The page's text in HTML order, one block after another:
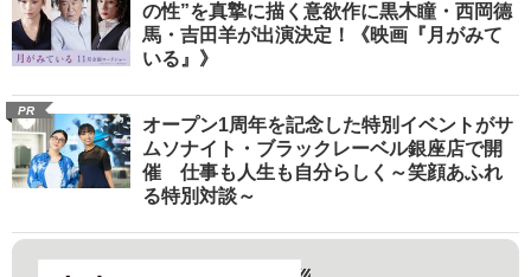
の性”を真摯に描く意欲作に黒木瞳・西岡德
馬・吉田羊が出演決定！《映画『月がみて
いる』》
PR
オープン1周年を記念した特別イベントがサ
ムソナイト・ブラックレーベル銀座店で開
催 仕事も人生も自分らしく～笑顔あふれ
る特別対談～